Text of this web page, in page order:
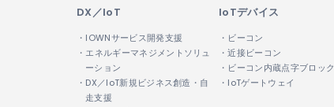
DX／IoT
・IOWNサービス開発支援
・エネルギーマネジメントソリュ
ーション
・DX／IoT新規ビジネス創造・自
走支援
IoTデバイス
・ビーコン
・近接ビーコン
・ビーコン内蔵点字ブロック
・IoTゲートウェイ